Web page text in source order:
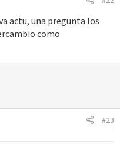
actu, una pregunta los
como
#23